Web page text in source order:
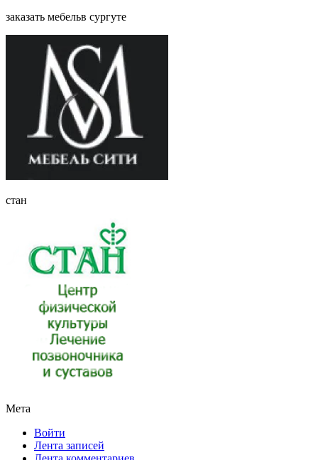
заказать мебельв сургуте
стан
Мета
Войти
Лента записей